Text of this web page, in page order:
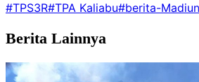
#TPS3R#TPA Kaliabu#berita-Madiun
Berita Lainnya